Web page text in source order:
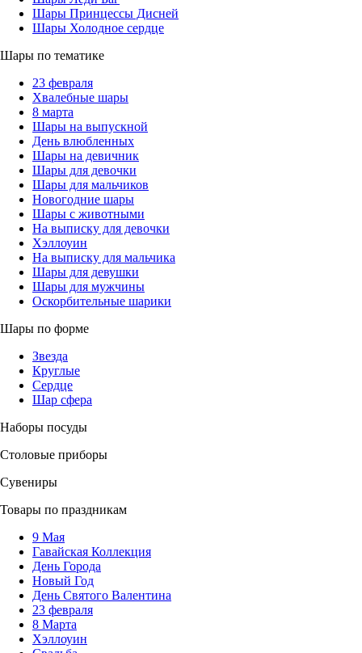
Шары Принцессы Дисней
Шары Холодное сердце
Шары по тематике
23 февраля
Хвалебные шары
8 марта
Шары на выпускной
День влюбленных
Шары на девичник
Шары для девочки
Шары для мальчиков
Новогодние шары
Шары с животными
На выписку для девочки
Хэллоуин
На выписку для мальчика
Шары для девушки
Шары для мужчины
Оскорбительные шарики
Шары по форме
Звезда
Круглые
Сердце
Шар сфера
Наборы посуды
Столовые приборы
Сувениры
Товары по праздникам
9 Мая
Гавайская Коллекция
День Города
Новый Год
День Святого Валентина
23 февраля
8 Марта
Хэллоуин